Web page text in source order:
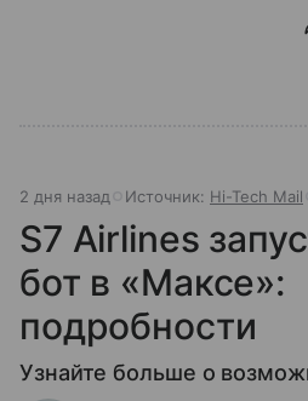
2 дня назад Источник: Hi-Tech Mail
S7 Airlines
бот в «Максе»:
подробности
Узнайте больше о